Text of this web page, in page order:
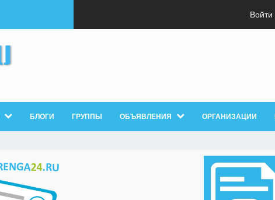
Войти
БЛОГИ ГРУППЫ ОБЪЯВЛЕНИЯ ОРГАНИЗАЦИИ